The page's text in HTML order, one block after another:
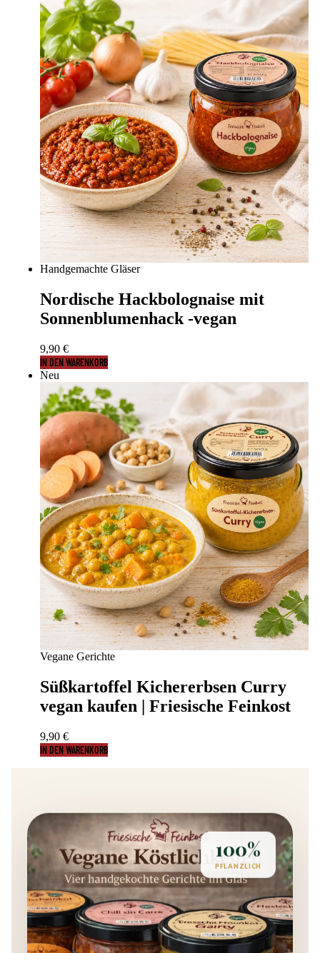
Handgemachte Gläser
Nordische Hackbolognaise mit
Sonnenblumenhack -vegan
9,90 €
IN DEN WARENKORB
Neu
Vegane Gerichte
Süßkartoffel Kichererbsen Curry
vegan kaufen | Friesische Feinkost
9,90 €
IN DEN WARENKORB
100%
PFLANZLICH